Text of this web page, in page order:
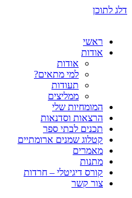
דלג לתוכן
ראשי
אודות
אודות
למי מתאים?
תעודות
ממליצים
המומחיות שלי
הרצאות וסדנאות
תכנים לבתי ספר
קטלוג שמנים ארומתיים
מאמרים
מתנות
קורס דיגיטלי – חרדות
צור קשר